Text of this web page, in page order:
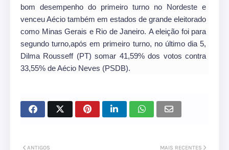
bom desempenho do primeiro turno no Nordeste e
venceu Aécio também em estados de grande eleitorado
como Minas Gerais e Rio de Janeiro. A eleição foi para
segundo turno,após em primeiro turno, no último dia 5,
Dilma Rousseff (PT) somar 41,59% dos votos contra
33,55% de Aécio Neves (PSDB).
MAIS RECENTES
ANTIGOS